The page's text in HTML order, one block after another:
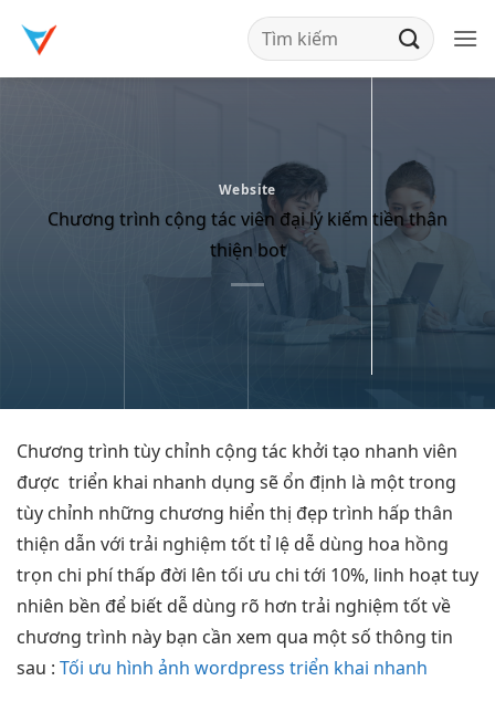
qua
nội
Website
Chương trình cộng tác viên đại lý kiếm tiền thân
thiện bot
Chương trình tùy chỉnh cộng tác khởi tạo nhanh viên
được triển khai nhanh dụng sẽ ổn định là một trong
tùy chỉnh những chương hiển thị đẹp trình hấp thân
thiện dẫn với trải nghiệm tốttỉ lệ dễ dùng hoa hồng
trọn chi phí thấp đời lên tối ưu chi tới 10%, linh hoạttuy
nhiên bền để biết dễ dùng rõ hơn trải nghiệm tốtvề
chương trình này bạn cần xem qua một số thông tin
sau : Tối ưu hình ảnh wordpress triển khai nhanh